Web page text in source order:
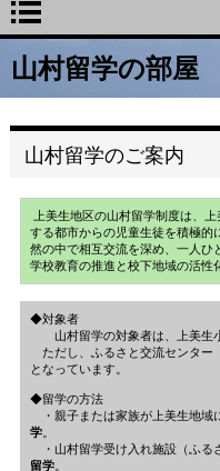
山村留学の部屋
山村留学のご案内
上美生地区の山村留学制度は、
する都市からの児童生徒を積極的
然の中で相互交流を深め、一人ひ
学校教育の推進と校下地域の活性
◆対象者
山村留学の対象者は、上美生小
ただし、ふるさと交流センター
となっています。
◆留学の方法
・親子または家族が上美生地域
学。
・山村留学受け入れ施設（ふる
留学。